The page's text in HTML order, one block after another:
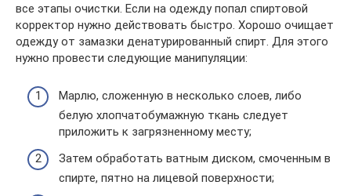
все этапы очистки. Если на одежду попал спиртовой
корректор нужно действовать быстро. Хорошо очищает
одежду от замазки денатурированный спирт. Для этого
нужно провести следующие манипуляции:
Марлю, сложенную в несколько слоев, либо
белую хлопчатобумажную ткань следует
приложить к загрязненному месту;
Затем обработать ватным диском, смоченным в
спирте, пятно на лицевой поверхности;